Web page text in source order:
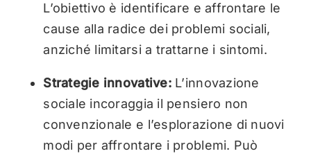
L’obiettivo è identificare e affrontare le
cause alla radice dei problemi sociali,
anziché limitarsi a trattarne i sintomi.
Strategie innovative: L’innovazione
sociale incoraggia il pensiero non
convenzionale e l’esplorazione di nuovi
modi per affrontare i problemi. Può